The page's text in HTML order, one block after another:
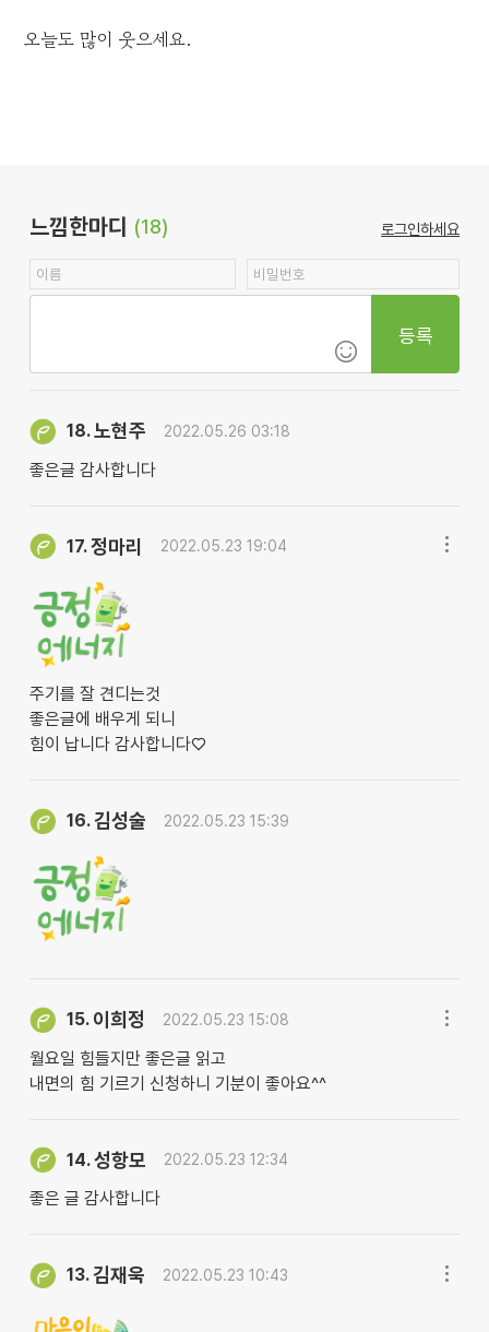
오늘도 많이 웃으세요.
느낌한마디 (18) 로그인하세요
등록
18.노현주 2022.05.26 03:18
좋은글 감사합니다
17.정마리 2022.05.23 19:04
주기를 잘 견디는것
좋은글에 배우게 되니
힘이 납니다 감사합니다♡
16.김성술 2022.05.23 15:39
15. 이희정 2022.05.23 15:08
월요일 힘들지만 좋은글 읽고
내면의 힘 기르기 신청하니 기분이 좋아요^^
14.성항모 2022.05.23 12:34
좋은 글 감사합니다
13.김재욱 2022.05.23 10:43